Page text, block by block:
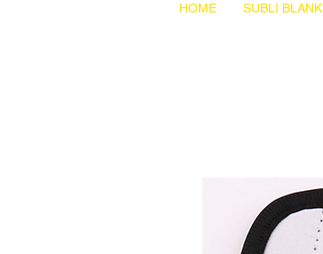
HOME SUBLI BLANK